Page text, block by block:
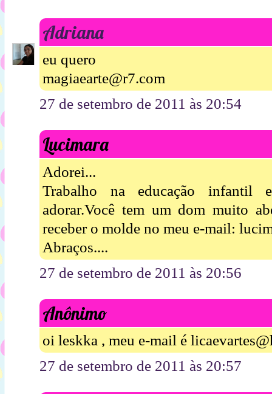
Adriana
eu quero
magiaearte@r7.com
27 de setembro de 2011 às 20:54
Lucimara
Adorei...
Trabalho na educação infantil
adorar.Você tem um dom muito
receber o molde no meu e-mail:
Abraços....
27 de setembro de 2011 às 20:56
Anônimo
oi leskka , meu e-mail é
27 de setembro de 2011 às 20:57